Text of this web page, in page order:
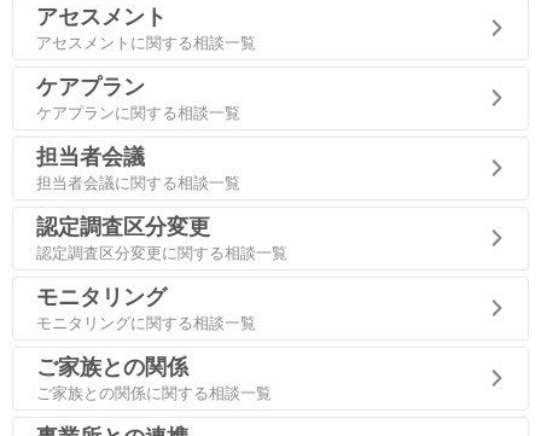
アセスメント
アセスメントに関する相談一覧
ケアプラン
ケアプランに関する相談一覧
担当者会議
担当者会議に関する相談一覧
認定調査区分変更
認定調査区分変更に関する相談一覧
モニタリング
モニタリングに関する相談一覧
ご家族との関係
ご家族との関係に関する相談一覧